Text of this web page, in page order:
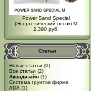
Power Sand Special
(Энергетический песок) M
2,390 руб.
Статьи
Новые статьи (0)
Все статьи (2)
Аквадизайн (1)
Система грунтов фирма
ADA (1)